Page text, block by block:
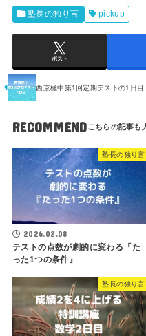
塾長の独り言 pickup
ポスト
西京極中第1回定期テストの1日目
RECOMMEND
塾長の独り言
2026.02.08
テストの点数が劇的に変わる『た
った1つの条件』
塾長の独り言